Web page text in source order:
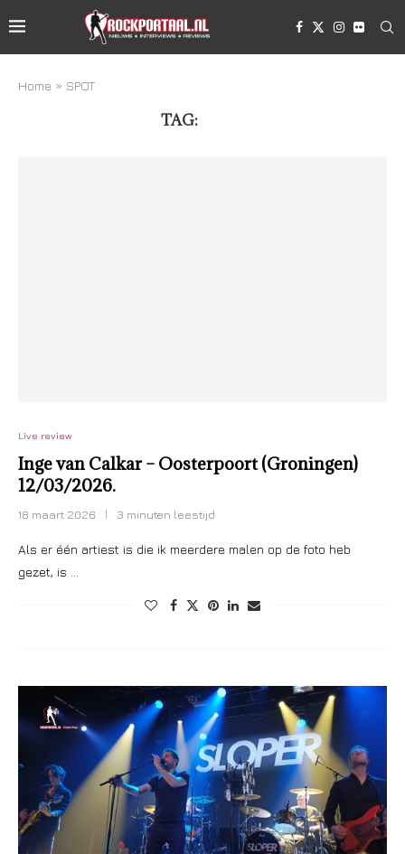
Home » SPOT
TAG:
Live review
Inge van Calkar – Oosterpoort (Groningen)
12/03/2026.
18 maart 2026 3 minuten leestijd
Als er één artiest is die ik meerdere malen op de foto heb
gezet, is …